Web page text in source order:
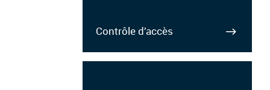
Contrôle d’accès